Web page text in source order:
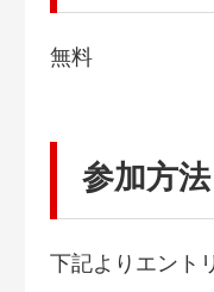
無料
参加方法
下記よりエント